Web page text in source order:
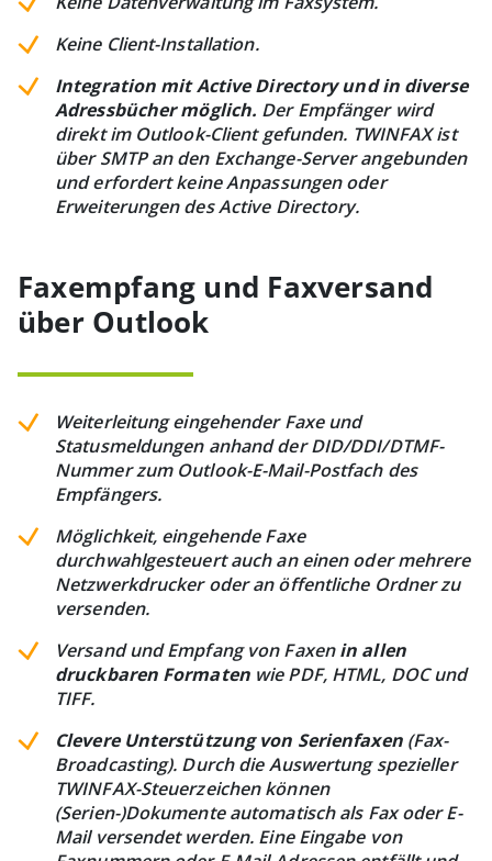
Keine Client-Installation.
Integration mit Active Directory und in diverse
Adressbücher möglich. Der Empfänger wird
direkt im Outlook-Client gefunden. TWINFAX ist
über SMTP an den Exchange-Server angebunden
und erfordert keine Anpassungen oder
Erweiterungen des Active Directory.
Faxempfang und Faxversand
über Outlook
Weiterleitung eingehender Faxe und
Statusmeldungen anhand der DID/DDI/DTMF-
Nummer zum Outlook-E-Mail-Postfach des
Empfängers.
Möglichkeit, eingehende Faxe
durchwahlgesteuert auch an einen oder mehrere
Netzwerkdrucker oder an öffentliche Ordner zu
versenden.
Versand und Empfang von Faxenin allen
druckbaren Formatenwie PDF, HTML, DOC und
TIFF.
Clevere Unterstützung von Serienfaxen(Fax-
Broadcasting). Durch die Auswertung spezieller
TWINFAX-Steuerzeichen können
(Serien-)Dokumente automatisch als Fax oder E-
Mail versendet werden. Eine Eingabe von